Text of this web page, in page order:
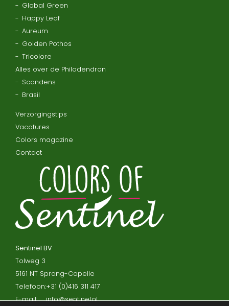
Global Green
Happy Leaf
Aureum
Golden Pothos
Tricolore
Alles over de Philodendron
Scandens
Brasil
Verzorgingstips
Vacatures
Colors magazine
Contact
Sentinel BV
Tolweg 3
5161 NT Sprang-Capelle
Telefoon:+31 (0)416 311 417
E-mail:
info@sentinel.nl